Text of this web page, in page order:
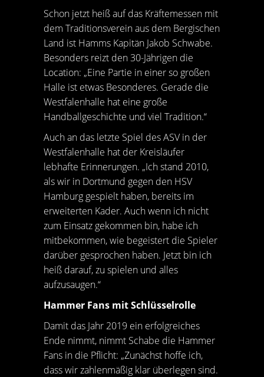
Schon jetzt heiß auf das Kräftemessen mit
dem Traditionsverein aus dem Bergischen
Land ist Hamms Kapitän Jakob Schwabe.
Besonders reizt den 30-Jährigen die
Location: „Eine Partie in einer so großen
Halle ist etwas Besonderes. Gerade die
Westfalenhalle hat eine große
Handballgeschichte und viel Tradition.“
Auch an das letzte Spiel des ASV in der
Westfalenhalle hat der Kreisläufer
lebhafte Erinnerungen. „Ich stand 2010,
als wir in Dortmund gegen den HSV
Hamburg gespielt haben, bereits im
erweiterten Kader. Auch wenn ich nicht
zum Einsatz gekommen bin, habe ich
mitbekommen, wie begeistert die Spieler
darüber gesprochen haben. Jetzt bin ich
heiß darauf, zu spielen und alles
aufzusaugen.“
Hammer Fans mit Schlüsselrolle
Damit das Jahr 2019 ein erfolgreiches
Ende nimmt, nimmt Schabe die Hammer
Fans in die Pflicht: „Zunächst hoffe ich,
dass wir zahlenmäßig klar überlegen sind.